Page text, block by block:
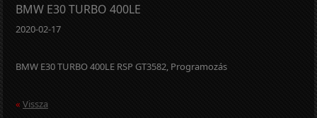
BMW E30 TURBO 400LE
2020-02-17
BMW E30 TURBO 400LE RSP GT3582, Programozás
« Vissza